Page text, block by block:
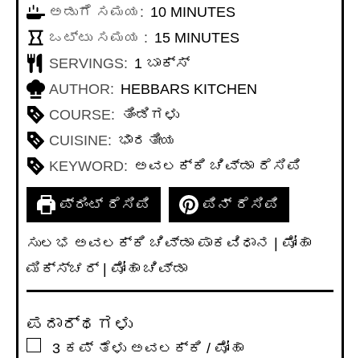
ಅಡುಗೆ ಸಮಯ: 10MINUTES
MINUTES
ಒಟ್ಟು ಸಮಯ : 15MINUTES
MINUTES
SERVINGS: 1 ಬಾಕ್ಸ್
AUTHOR: HEBBARS KITCHEN
COURSE: ತಿಂಡಿಗಳು
CUISINE: ಭಾರತೀಯ
KEYWORD: ಅವಲಕ್ಕಿ ಚಿವ್ಡಾ ರೆಸಿಪಿ
ಪ್ರಿಂಟ್ ರೆಸಿಪಿ ಪಿನ್ ರೆಸಿಪಿ
ಸುಲಭ ಅವಲಕ್ಕಿ ಚಿವ್ಡಾ ಪಾಕವಿಧಾನ | ಪೋಹಾ
ಮಿಕ್ಸ್ಚರ್ | ಪೋಹಾ ಚಿವ್ಡಾ
ಪದಾರ್ಥಗಳು
▢3 ಕಪ್ ತೆಳು ಅವಲಕ್ಕಿ / ಪೋಹಾ